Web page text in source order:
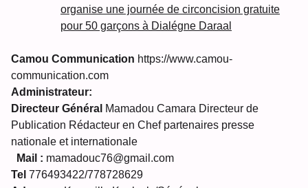
organise une journée de circoncision gratuite
pour 50 garçons à Dialégne Daraal
Camou Communication https://www.camou-
communication.com
Administrateur:
Directeur Général Mamadou Camara Directeur de
Publication Rédacteur en Chef partenaires presse
nationale et internationale
Mail : mamadouc76@gmail.com
Tel 776493422/778728629